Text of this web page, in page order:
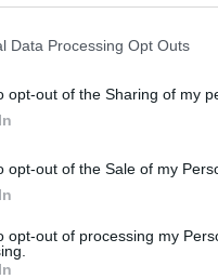
Data Processing Opt Outs
opt-out of the Sharing of my
opt-out of the Sale of my
opt-out of processing my